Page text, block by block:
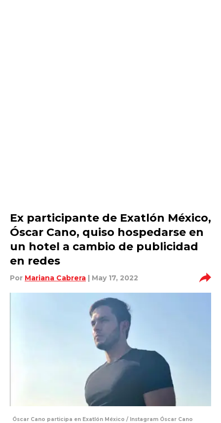
Ex participante de Exatlón México,
Óscar Cano, quiso hospedarse en
un hotel a cambio de publicidad
en redes
Por Mariana Cabrera | May 17, 2022
Óscar Cano participa en Exatlón México / Instagram Óscar Cano